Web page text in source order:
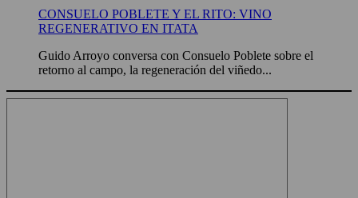
CONSUELO POBLETE Y EL RITO: VINO
REGENERATIVO EN ITATA
Guido Arroyo conversa con Consuelo Poblete sobre el
retorno al campo, la regeneración del viñedo...